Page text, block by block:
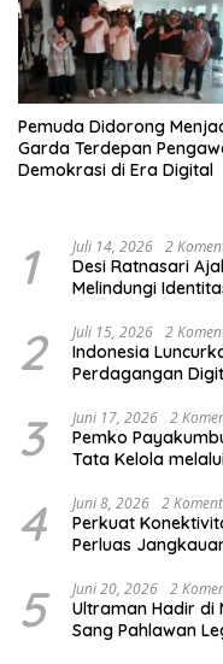
Pemuda Didorong
Garda Terdepan
Demokrasi di Era Digital
1 Juli 14, 2026 2
Desi Ratnasari
Melindungi
2 Juli 15, 2026 2
Indonesia
Perdagangan
3 Juni 17, 2026 2
Pemko
Tata Kelola
4 Juni 8, 2026 2
Perkuat
Perluas
5 Juni 20, 2026 2
Ultraman Hadir di
Sang Pahlawan